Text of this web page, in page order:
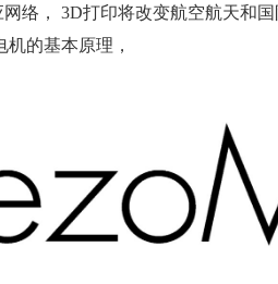
络， 3D打印将改变航空航天和
的基本原理，